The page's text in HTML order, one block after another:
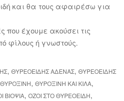
και θα τους αφαιρέσω για
που έχουμε ακούσει τις
ή γνωστούς.
, ΘΥΡΕΟΕΙΔΉΣ ΑΔΈΝΑΣ, ΘΥΡΕΟΕΙΔΉΣ
ΘΥΡΟΞΊΝΗ, ΘΥΡΟΞΊΝΗ ΚΑΙ ΚΙΛΆ,
ΒΙΟΨΊΑ, ΌΖΟΙ ΣΤΟ ΘΥΡΕΟΕΙΔΉ,